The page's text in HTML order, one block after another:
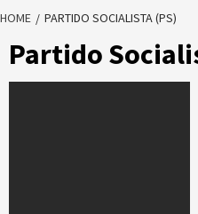
HOME PARTIDO SOCIALISTA (PS)
Partido